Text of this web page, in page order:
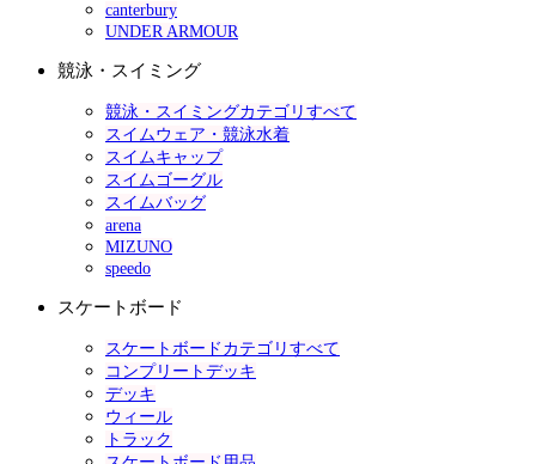
canterbury
UNDER ARMOUR
競泳・スイミング
競泳・スイミングカテゴリすべて
スイムウェア・競泳水着
スイムキャップ
スイムゴーグル
スイムバッグ
arena
MIZUNO
speedo
スケートボード
スケートボードカテゴリすべて
コンプリートデッキ
デッキ
ウィール
トラック